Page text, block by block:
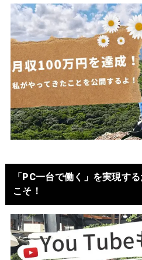
「PC一台で働く」を実現す
こそ！